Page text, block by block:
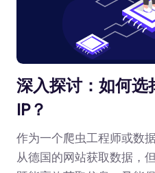
深入探讨：如何选
IP？
作为一个爬虫工程师或数
从德国的网站获取数据，